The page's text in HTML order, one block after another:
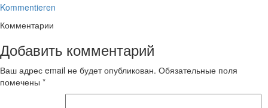
Kommentieren
Комментарии
Добавить комментарий
Ваш адрес email не будет опубликован. Обязательные поля
помечены *